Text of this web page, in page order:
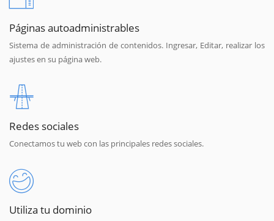
Páginas autoadministrables
Sistema de administración de contenidos. Ingresar, Editar, realizar los
ajustes en su página web.
Redes sociales
Conectamos tu web con las principales redes sociales.
Utiliza tu dominio